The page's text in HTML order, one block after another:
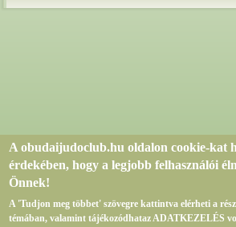
A obudaijudoclub.hu oldalon cookie-kat
érdekében, hogy a legjobb felhasználói
Önnek!
A 'Tudjon meg többet' szövegre kattintva elérheti a
témában, valamint tájékozódhataz ADATKEZELÉS